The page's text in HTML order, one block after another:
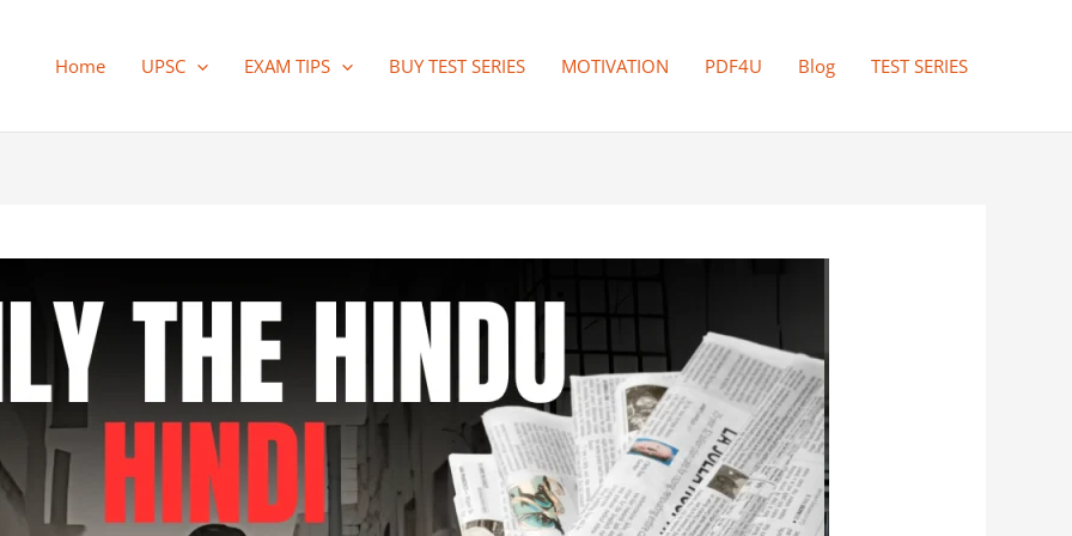
Home UPSC EXAM TIPS BUY TEST SERIES MOTIVATION PDF4U Blog TEST SERIES